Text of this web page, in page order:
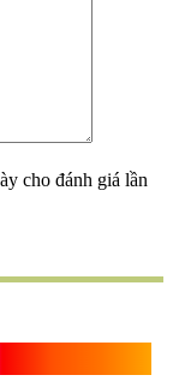
cho đánh giá lần